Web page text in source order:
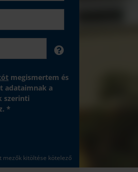
megismertem és
adataimnak a
szerinti
*
mezők kitöltése kötelező